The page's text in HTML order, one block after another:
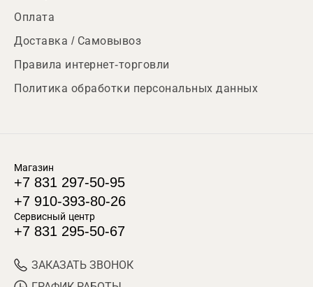
Оплата
Доставка / Самовывоз
Правила интернет-торговли
Политика обработки персональных данных
Магазин
+7 831 297-50-95
+7 910-393-80-26
Сервисный центр
+7 831 295-50-67
ЗАКАЗАТЬ ЗВОНОК